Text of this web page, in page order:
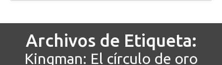
Archivos de Etiqueta:
Kingman: El círculo de oro